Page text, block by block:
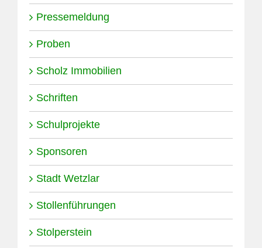
Pressemeldung
Proben
Scholz Immobilien
Schriften
Schulprojekte
Sponsoren
Stadt Wetzlar
Stollenführungen
Stolperstein